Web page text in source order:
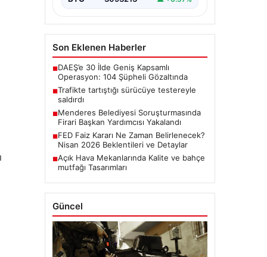
Son Eklenen Haberler
■DAEŞ’e 30 İlde Geniş Kapsamlı
Operasyon: 104 Şüpheli Gözaltında
■Trafikte tartıştığı sürücüye testereyle
saldırdı
■Menderes Belediyesi Soruşturmasında
Firari Başkan Yardımcısı Yakalandı
■FED Faiz Kararı Ne Zaman Belirlenecek?
Nisan 2026 Beklentileri ve Detaylar
■Açık Hava Mekanlarında Kalite ve bahçe
mutfağı Tasarımları
Güncel